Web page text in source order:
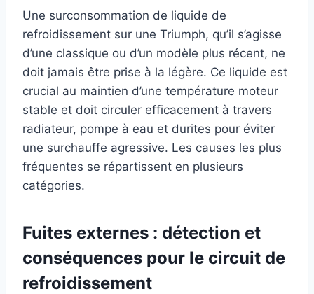
Une surconsommation de liquide de
refroidissement sur une Triumph, qu’il s’agisse
d’une classique ou d’un modèle plus récent, ne
doit jamais être prise à la légère. Ce liquide est
crucial au maintien d’une température moteur
stable et doit circuler efficacement à travers
radiateur, pompe à eau et durites pour éviter
une surchauffe agressive. Les causes les plus
fréquentes se répartissent en plusieurs
catégories.
Fuites externes : détection et
conséquences pour le circuit de
refroidissement